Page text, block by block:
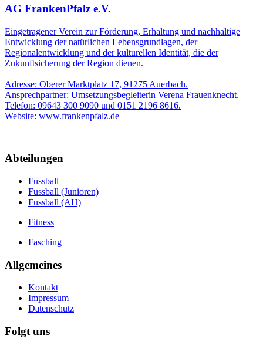
AG FrankenPfalz e.V.
Eingetragener Verein zur Förderung, Erhaltung und nachhaltige
Entwicklung der natürlichen Lebensgrundlagen, der
Regionalentwicklung und der kulturellen Identität, die der
Zukunftsicherung der Region dienen.
Adresse: Oberer Marktplatz 17, 91275 Auerbach.
Ansprechpartner: Umsetzungsbegleiterin Verena Frauenknecht.
Telefon: 09643 300 9090 und 0151 2196 8616.
Website: www.frankenpfalz.de
Abteilungen
Fussball
Fussball (Junioren)
Fussball (AH)
Fitness
Fasching
Allgemeines
Kontakt
Impressum
Datenschutz
Folgt uns